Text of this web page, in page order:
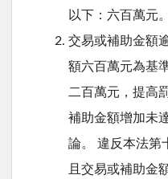
以下：六百萬元。
交易或補助金額
額六百萬元為基
二百萬元，提高
補助金額增加未
論。 違反本法第
且交易或補助金